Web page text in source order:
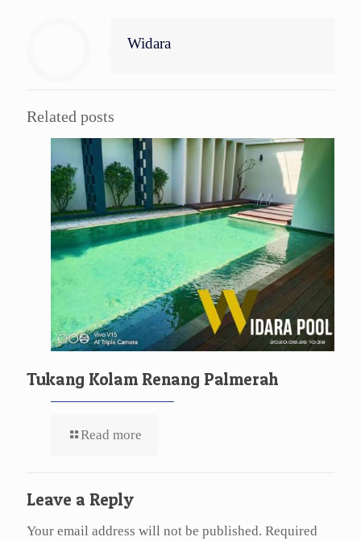
Widara
Related posts
Tukang Kolam Renang Palmerah
Read more
Leave a Reply
Your email address will not be published. Required